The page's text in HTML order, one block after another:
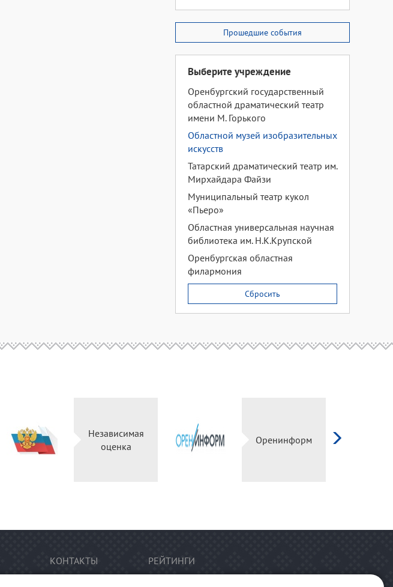
Прошедшие события
Выберите учреждение
Оренбургский государственный
областной драматический театр
имени М. Горького
Областной музей изобразительных
искусств
Татарский драматический театр им.
Мирхайдара Файзи
Муниципальный театр кукол
«Пьеро»
Областная универсальная научная
библиотека им. Н.К.Крупской
Оренбургская областная
филармония
Сбросить
Независимая
оценка
Оренинформ
КОНТАКТЫ РЕЙТИНГИ